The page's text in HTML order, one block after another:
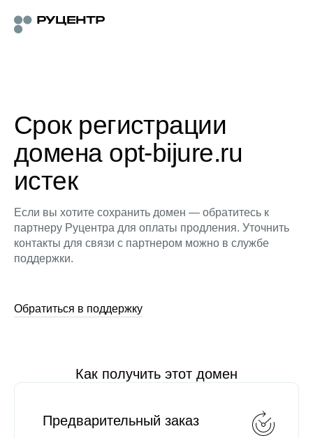
Срок регистрации
домена opt-bijure.ru
истек
Если вы хотите сохранить домен — обратитесь к
партнеру Руцентра для оплаты продления. Уточнить
контакты для связи с партнером можно в службе
поддержки.
Обратиться в поддержку
Как получить этот домен
Предварительный заказ